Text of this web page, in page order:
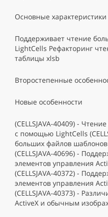
Основные характеристики
Поддерживает чтение
LightCells Рефакторинг
таблицы xlsb
Второстепенные
Новые особенности
(CELLSJAVA-40409) -
с помощью LightCells
больших файлов
(CELLSJAVA-40696) -
элементов управления
(CELLSJAVA-40372) -
элементов управления
(CELLSJAVA-40373) -
ActiveX и обычным